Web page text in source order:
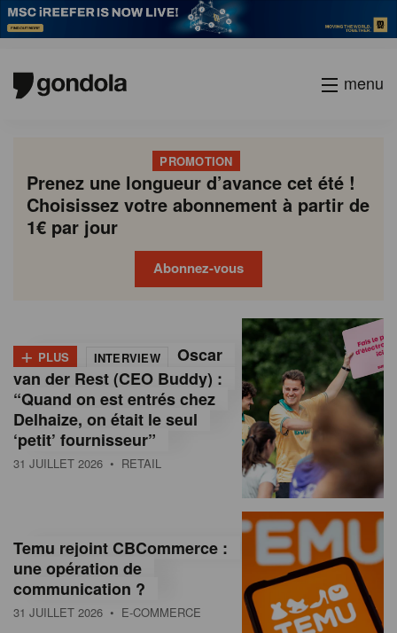
menu
PROMOTION
Prenez une longueur d’avance cet été !
Choisissez votre abonnement à partir de
1€ par jour
Abonnez-vous
o
n
d
o
M
a
g
+ PLUS INTERVIEW
Oscar
van der Rest (CEO Buddy) :
“Quand on est entrés chez
Delhaize, on était le seul
‘petit’ fournisseur”
31 JUILLET 2026 • RETAIL
Temu rejoint CBCommerce :
une opération de
communication ?
31 JUILLET 2026 • E-COMMERCE